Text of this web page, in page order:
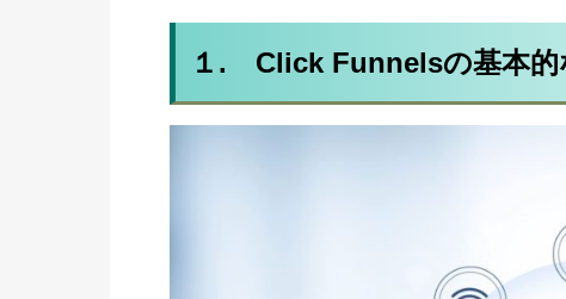
１. Click Funnelsの基本